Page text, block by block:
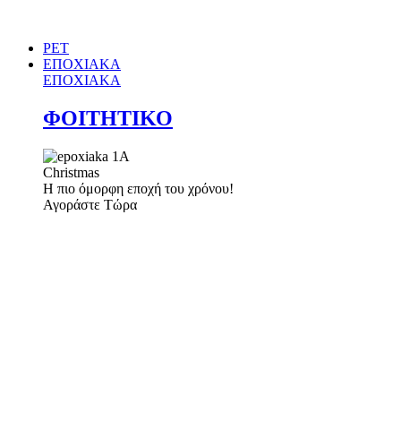
PET
ΕΠΟΧΙΑΚΑ
ΕΠΟΧΙΑΚΑ
ΦΟΙΤΗΤΙΚΟ
Christmas
Η πιο όμορφη εποχή του χρόνου!
Αγοράστε Τώρα